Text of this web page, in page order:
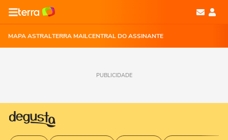
MAPA ASTRALTERRA MAILCENTRAL DO ASSINANTE
PUBLICIDADE